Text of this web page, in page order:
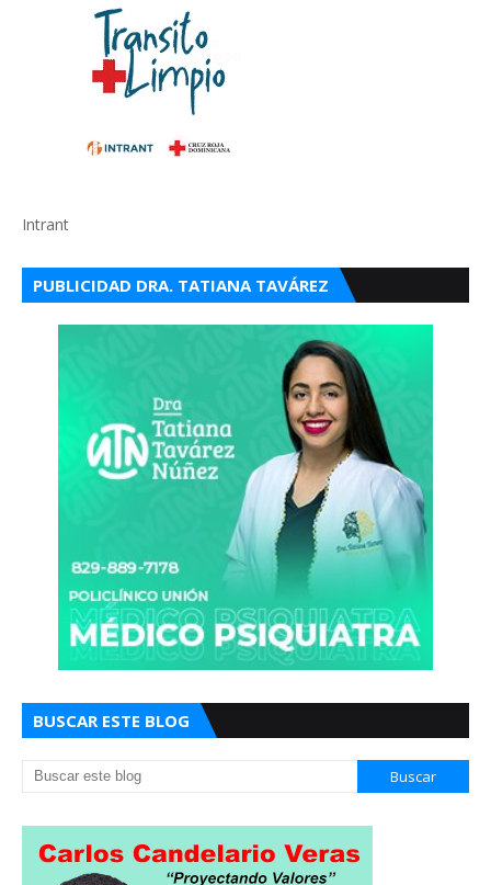
Intrant
PUBLICIDAD DRA. TATIANA TAVÁREZ
BUSCAR ESTE BLOG